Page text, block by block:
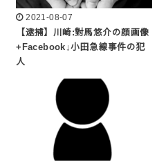
2021-08-07
【逮捕】川崎:對馬悠介の顔画像
+Facebook↓小田急線事件の犯
人